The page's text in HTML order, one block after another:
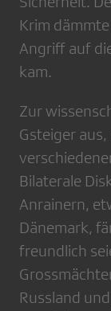
Krim
Angriff auf
kam.
Zur
Gsteiger
Bilaterale
Anrainern,
Dänemark,
freundlich
Russland